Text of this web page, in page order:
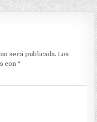
será publicada. Los
con *